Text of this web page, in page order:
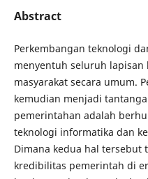
Abstract
Perkembangan teknologi
menyentuh seluruh lapisan
masyarakat secara umum.
kemudian menjadi
pemerintahan adalah
teknologi informatika dan
Dimana kedua hal
kredibilitas pemerintah di